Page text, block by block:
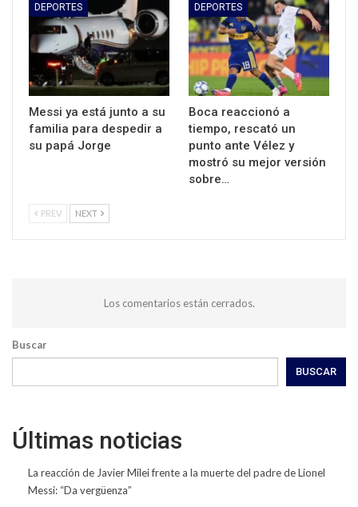
DEPORTES
Messi ya está junto a su
familia para despedir a
su papá Jorge
DEPORTES
Boca reaccionó a
tiempo, rescató un
punto ante Vélez y
mostró su mejor versión
sobre…
PREV NEXT
Los comentarios están cerrados.
Buscar
BUSCAR
Últimas noticias
La reacción de Javier Milei frente a la muerte del padre de Lionel
Messi: “Da vergüenza”